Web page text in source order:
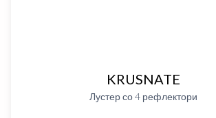
KRUSNATE
Лустер со 4 рефлектори